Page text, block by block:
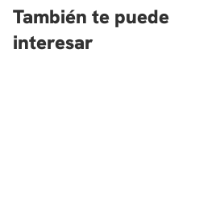
También te puede
interesar